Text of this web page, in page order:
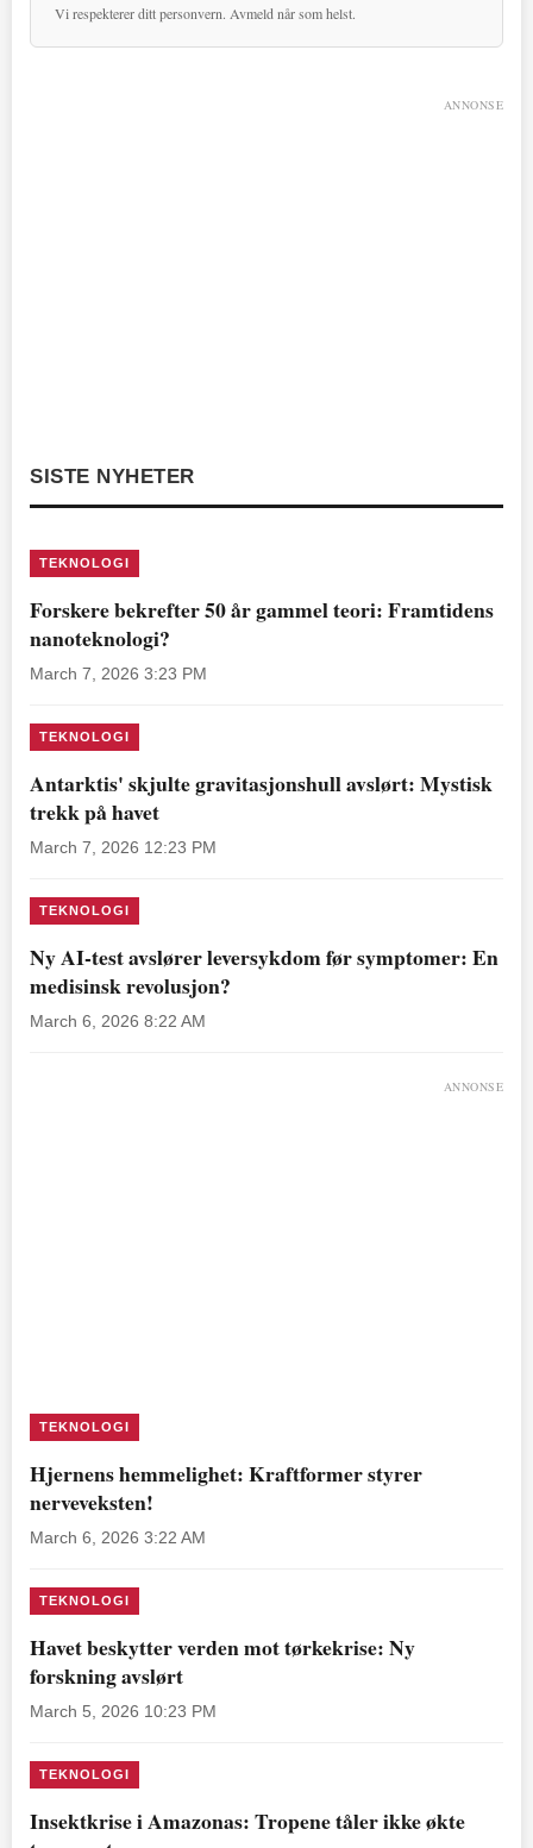
Vi respekterer ditt personvern. Avmeld når som helst.
ANNONSE
SISTE NYHETER
TEKNOLOGI
Forskere bekrefter 50 år gammel teori: Framtidens
nanoteknologi?
March 7, 2026 3:23 PM
TEKNOLOGI
Antarktis' skjulte gravitasjonshull avslørt: Mystisk
trekk på havet
March 7, 2026 12:23 PM
TEKNOLOGI
Ny AI-test avslører leversykdom før symptomer: En
medisinsk revolusjon?
March 6, 2026 8:22 AM
ANNONSE
TEKNOLOGI
Hjernens hemmelighet: Kraftformer styrer
nerveveksten!
March 6, 2026 3:22 AM
TEKNOLOGI
Havet beskytter verden mot tørkekrise: Ny
forskning avslørt
March 5, 2026 10:23 PM
TEKNOLOGI
Insektkrise i Amazonas: Tropene tåler ikke økte